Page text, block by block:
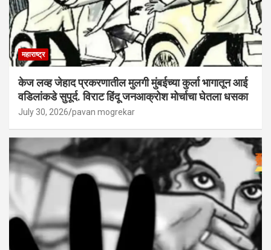
महाराष्ट्र
केज लव्ह जेहाद प्रकरणातील मुलगी मुंबईच्या कुर्ला भागातून आई
वडिलांकडे सुपूर्द. विराट हिंदू जनआक्रोश मोर्चाचा घेतला धसका
July 30, 2026 pavan mogrekar